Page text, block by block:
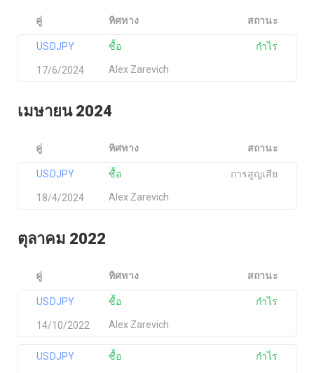
คู่ ทิศทาง สถานะ
USDJPY
Alex Zarevich
ซื้อ
17/6/2024
กำไร
เมษายน 2024
คู่ ทิศทาง สถานะ
USDJPY
Alex Zarevich
ซื้อ
18/4/2024
การสูญเสีย
ตุลาคม 2022
คู่ ทิศทาง สถานะ
USDJPY
Alex Zarevich
ซื้อ
14/10/2022
กำไร
USDJPY ซื้อ กำไร